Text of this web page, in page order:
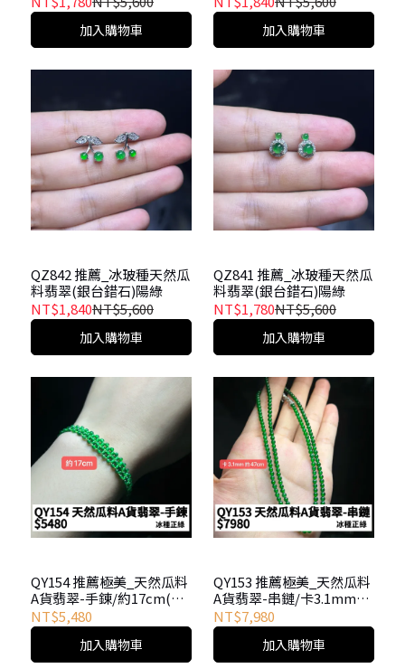
加入購物車 加入購物車
QZ842 推薦_冰玻種天然瓜
料翡翠(銀台錯石)陽綠
NT$1,840NT$5,600
加入購物車
QZ841 推薦_冰玻種天然瓜
料翡翠(銀台錯石)陽綠
NT$1,780NT$5,600
加入購物車
QY154 推薦極美_天然瓜料
A貨翡翠-手錬/約17cm(冰
種正綠)
NT$5,480
加入購物車
QY153 推薦極美_天然瓜料
A貨翡翠-串鏈/卡3.1mm約
47cm(冰種正綠)
NT$7,980
加入購物車